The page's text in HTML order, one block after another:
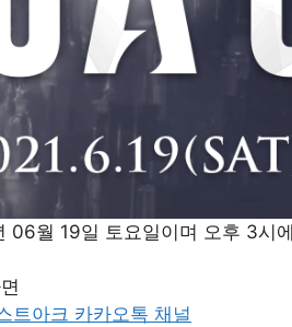
06월 19일 토요일이며 오후 3시
트아크 카카오톡 채널